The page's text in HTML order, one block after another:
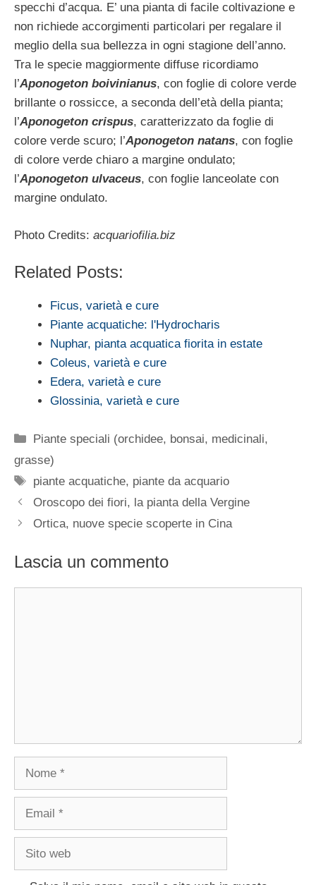
specchi d’acqua. E’ una pianta di facile coltivazione e
non richiede accorgimenti particolari per regalare il
meglio della sua bellezza in ogni stagione dell’anno.
Tra le specie maggiormente diffuse ricordiamo
l’Aponogeton boivinianus, con foglie di colore verde
brillante o rossicce, a seconda dell’età della pianta;
l’Aponogeton crispus, caratterizzato da foglie di
colore verde scuro; l’Aponogeton natans, con foglie
di colore verde chiaro a margine ondulato;
l’Aponogeton ulvaceus, con foglie lanceolate con
margine ondulato.
Photo Credits: acquariofilia.biz
Related Posts:
Ficus, varietà e cure
Piante acquatiche: l'Hydrocharis
Nuphar, pianta acquatica fiorita in estate
Coleus, varietà e cure
Edera, varietà e cure
Glossinia, varietà e cure
Categorie
Piante speciali (orchidee, bonsai, medicinali,
grasse)
Tag
piante acquatiche, piante da acquario
Oroscopo dei fiori, la pianta della Vergine
Ortica, nuove specie scoperte in Cina
Lascia un commento
Nome
Email
Sito